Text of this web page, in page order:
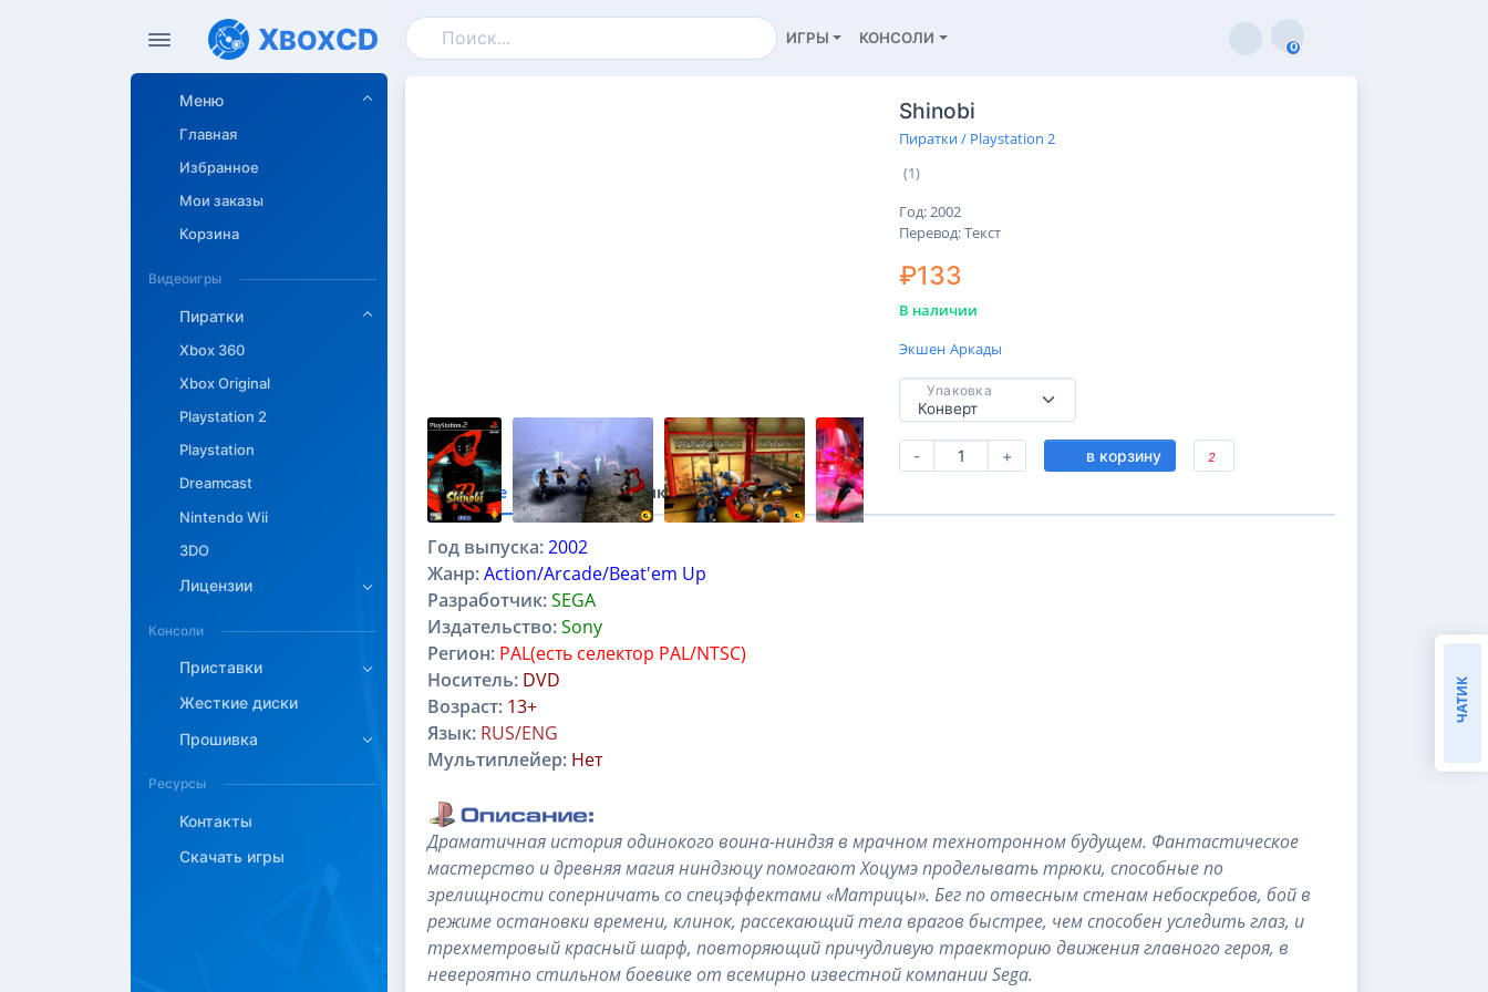
XBOXCD
Меню
Главная
Избранное
Мои заказы
Корзина
Видеоигры
Пиратки
Xbox 360
Xbox Original
Playstation 2
Playstation
Dreamcast
Nintendo Wii
3DO
Лицензии
Консоли
Приставки
Жесткие диски
Прошивка
Ресурсы
Контакты
Скачать игры
ИГРЫ КОНСОЛИ
0
0
Shinobi
Пиратки / Playstation 2
(1)
Год: 2002
Перевод: Текст
₽133
В наличии
Экшен Аркады
Упаковка
- + в корзину 2
Описание Характеристики Отзывы
Год выпуска:2002
Жанр:Action/Arcade/Beat'em Up
Разработчик:SEGA
Издательство:Sony
Регион: PAL(есть селектор PAL/NTSC)
Носитель: DVD
Возраст: 13+
Язык: RUS/ENG
Мультиплейер: Нет
Драматичная история одинокого воина-ниндзя в мрачном технотронном будущем. Фантастическое
мастерство и древняя магия ниндзюцу помогают Хоцумэ проделывать трюки, способные по
зрелищности соперничать со спецэффектами «Матрицы». Бег по отвесным стенам небоскребов, бой в
режиме остановки времени, клинок, рассекающий тела врагов быстрее, чем способен уследить глаз, и
трехметровый красный шарф, повторяющий причудливую траекторию движения главного героя, в
невероятно стильном боевике от всемирно известной компании Sega.
ЧАТИК